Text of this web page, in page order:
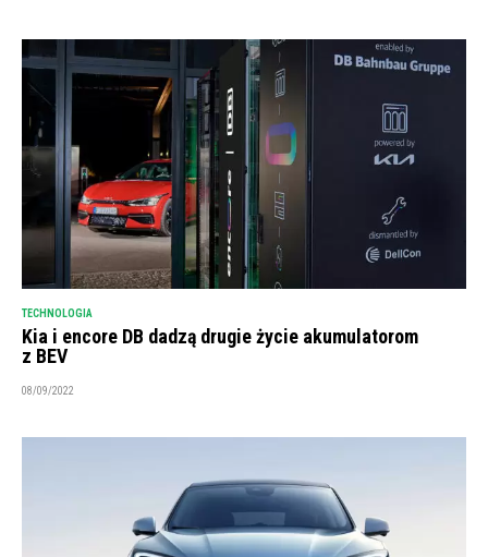
TECHNOLOGIA
Kia i encore DB dadzą drugie życie akumulatorom
z BEV
08/09/2022